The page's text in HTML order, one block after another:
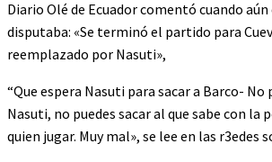
Diario Olé de Ecuador comentó cuando
disputaba: «Se terminó el partido para
reemplazado por Nasuti»,
“Que espera Nasuti para sacar a Barco- No
Nasuti, no puedes sacar al que sabe con la
quien jugar. Muy mal», se lee en las r3edes